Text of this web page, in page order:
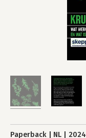
Paperback NL 2024